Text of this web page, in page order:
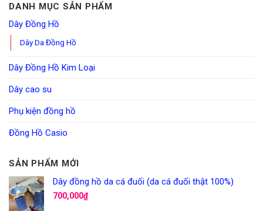
DANH MỤC SẢN PHẨM
Dây Đồng Hồ
Dây Da Đồng Hồ
Dây Đồng Hồ Kim Loại
Dây cao su
Phụ kiện đồng hồ
Đồng Hồ Casio
SẢN PHẨM MỚI
Dây đồng hồ da cá đuối (da cá đuối thật 100%)
700,000₫